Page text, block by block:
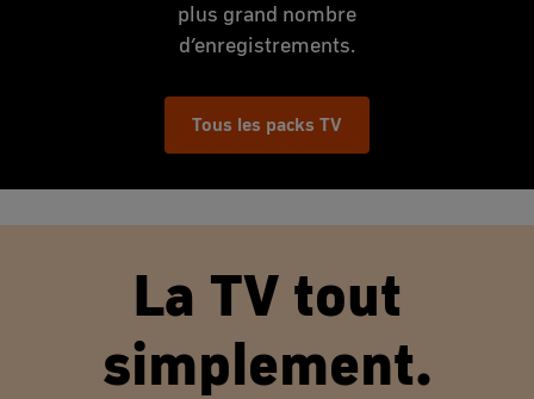
plus grand nombre
d’enregistrements.
Tous les packs TV
La TV tout
simplement.